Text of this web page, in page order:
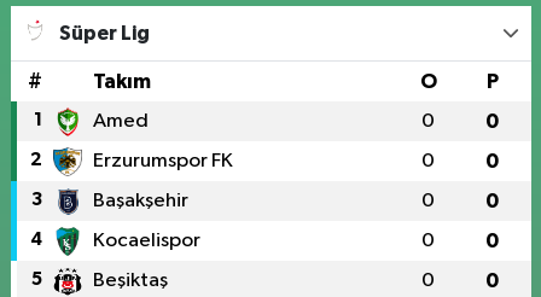
Süper Lig
# Takım O P
1 Amed 0 0
2 Erzurumspor FK 0 0
3 Başakşehir 0 0
4 Kocaelispor 0 0
5 Beşiktaş 0 0